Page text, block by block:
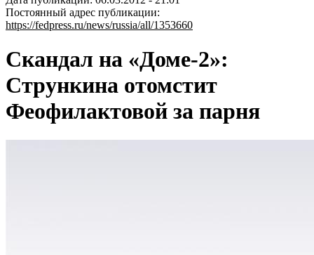
Постоянный адрес публикации:
https://fedpress.ru/news/russia/all/1353660
Скандал на «Доме-2»:
Стрункина отомстит
Феофилактовой за парня